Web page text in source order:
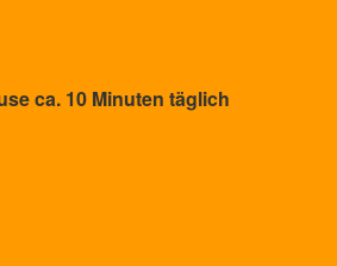
ca. 10 Minuten täglich